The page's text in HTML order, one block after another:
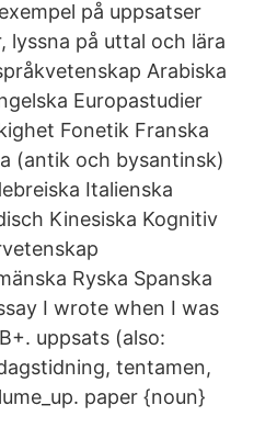
på uppsatser
lyssna på uttal och lära
Arabiska
Europastudier
Fonetik Franska
(antik och bysantinsk)
Italienska
Kinesiska Kognitiv
Ryska Spanska
I wrote when I was
uppsats (also:
tentamen,
paper {noun}